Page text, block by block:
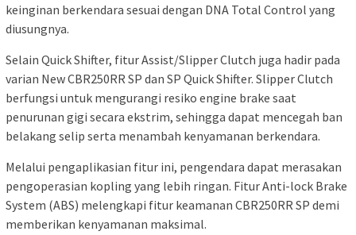
keinginan berkendara sesuai dengan DNA Total Control yang
diusungnya.
Selain Quick Shifter, fitur Assist/Slipper Clutch juga hadir pada
varian New CBR250RR SP dan SP Quick Shifter. Slipper Clutch
berfungsi untuk mengurangi resiko engine brake saat
penurunan gigi secara ekstrim, sehingga dapat mencegah ban
belakang selip serta menambah kenyamanan berkendara.
Melalui pengaplikasian fitur ini, pengendara dapat merasakan
pengoperasian kopling yang lebih ringan. Fitur Anti-lock Brake
System (ABS) melengkapi fitur keamanan CBR250RR SP demi
memberikan kenyamanan maksimal.